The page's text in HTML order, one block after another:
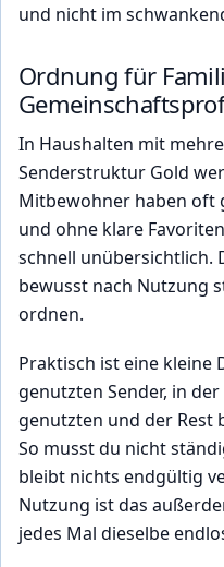
und nicht im
Ordnung für
In Haushalten mit
Senderstruktur Gold
Mitbewohner haben oft
und ohne klare
schnell unübersichtlich.
bewusst nach Nutzung
ordnen.
Praktisch ist eine kleine
genutzten Sender, in
genutzten und der Rest
So musst du nicht
bleibt nichts endgültig
Nutzung ist das
jedes Mal dieselbe